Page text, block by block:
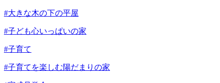
#大きな木の下の平屋
#子ども心いっぱいの家
#子育て
#子育てを楽しむ陽だまりの家